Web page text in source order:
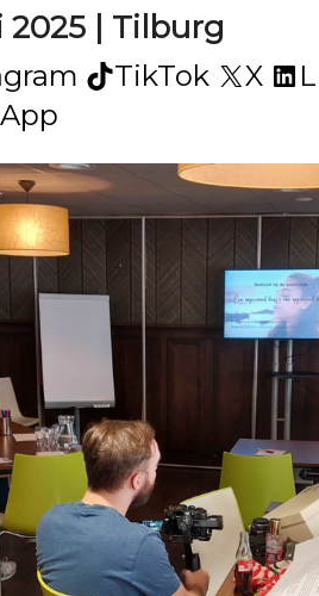
| Tilburg
TikTok X